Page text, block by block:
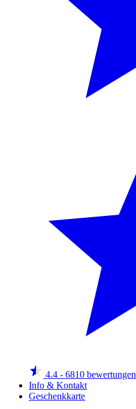
4.4 - 6810 bewertungen
Info & Kontakt
Geschenkkarte